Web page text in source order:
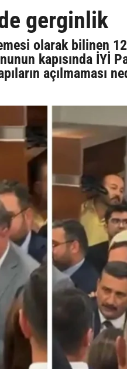
gerginlik
olarak bilinen
kapısında İYİ
açılmaması